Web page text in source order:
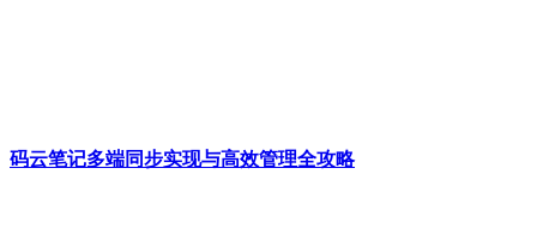
码云笔记多端同步实现与高效管理全攻略